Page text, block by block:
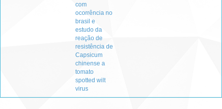
com
ocorrência no
brasil e
estudo da
reação de
resistência de
Capsicum
chinense a
tomato
spotted wilt
virus